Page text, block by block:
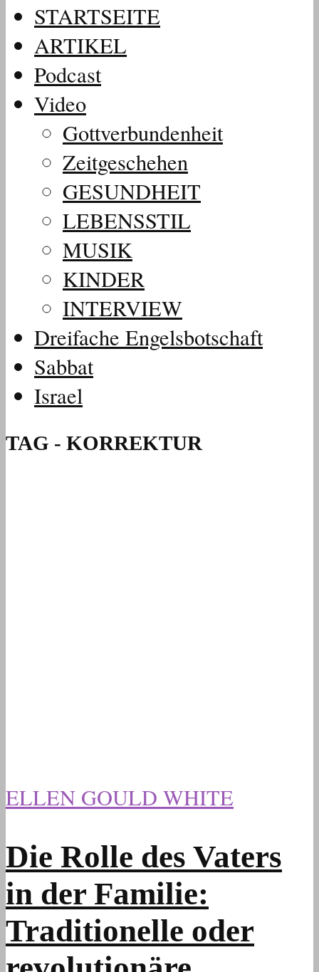
STARTSEITE
ARTIKEL
Podcast
Video
Gottverbundenheit
Zeitgeschehen
GESUNDHEIT
LEBENSSTIL
MUSIK
KINDER
INTERVIEW
Dreifache Engelsbotschaft
Sabbat
Israel
TAG - KORREKTUR
ELLEN GOULD WHITE
Die Rolle des Vaters
in der Familie:
Traditionelle oder